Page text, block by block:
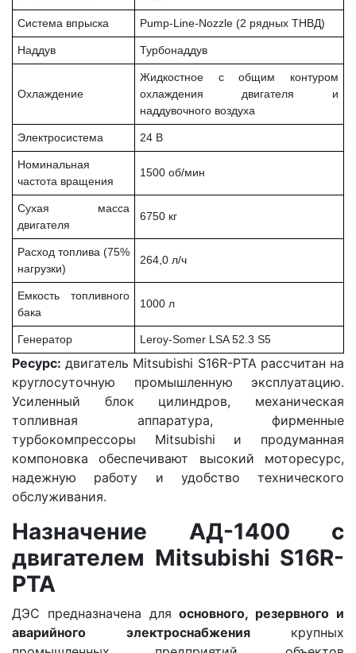
Система впрыска Pump-Line-Nozzle (2 рядных ТНВД)
Наддув Турбонаддув
Охлаждение
Жидкостное с общим контуром
охлаждения двигателя и
наддувочного воздуха
Электросистема 24 В
Номинальная
частота вращения
1500 об/мин
Сухая масса
двигателя
6750 кг
Расход топлива (75%
нагрузки)
264,0 л/ч
Емкость топливного
бака
1000 л
Генератор Leroy-Somer LSA 52.3 S5
Ресурс: двигатель Mitsubishi S16R-PTA рассчитан на
круглосуточную промышленную эксплуатацию.
Усиленный блок цилиндров, механическая
топливная аппаратура, фирменные
турбокомпрессоры Mitsubishi и продуманная
компоновка обеспечивают высокий моторесурс,
надежную работу и удобство технического
обслуживания.
Назначение АД-1400 с
двигателем Mitsubishi S16R-
PTA
ДЭС предназначена дляосновного, резервного и
аварийного электроснабжениякрупных